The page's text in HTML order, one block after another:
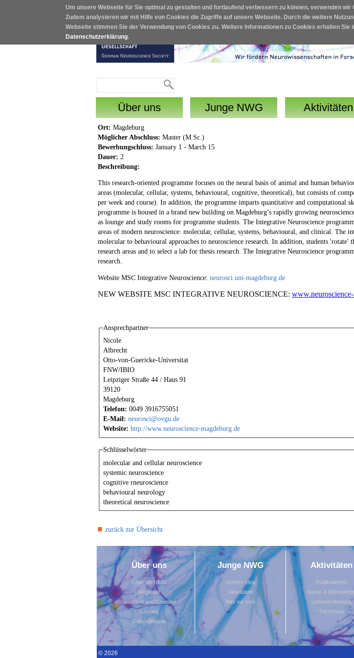
Um unsere Webseite für Sie optimal zu gestalten und fortlaufend verbessern zu können, verwenden wir
Zudem analysieren wir mit Hilfe von Cookies die Zugriffe auf unsere Webseite. Durch die weitere
Webseite stimmen Sie der Verwendung von Cookies zu. Weitere Informationen zu Cookies erhalten Sie
Datenschutzerklärung.
Direkt zum Inhalt
Suchformular
Über uns Junge NWG Aktivitäten
Ort: Magdeburg
Möglicher Abschluss: Master (M.Sc.)
Bewerbungschluss: January 1 - March 15
Dauer: 2
Beschreibung:
This research-oriented programme focuses on the neural basis of animal and human
areas (molecular, cellular, systems, behavioural, cognitive, theoretical), but consists of
per week and course). In addition, the programme imparts quantitative and computational
programme is housed in a brand new building on Magdeburg’s rapidly growing
as lounge and study rooms for programme students. The Integrative Neuroscience
areas of modern neuroscience: molecular, cellular, systems, behavioural, and clinical. The
molecular to behavioural approaches to neuroscience research. In addition, students
research areas and to select a lab for thesis research. The Integrative Neuroscience
research.
Website MSC Integrative Neuroscience: neurosci.uni-magdeburg.de
NEW WEBSITE MSC INTEGRATIVE NEUROSCIENCE:
Ansprechpartner
Nicole
Albrecht
Otto-von-Guericke-Universitat
FNW/IBIO
Leipziger Straße 44 / Haus 91
39120
Magdeburg
Telefon: 0049 3916755051
E-Mail: neurosci@ovgu.de
Website: http://www.neuroscience-magdeburg.de
Schlüsselwörter
molecular and cellular neuroscience
systemic neuroscience
cognitive rneuroscience
behavioural neurology
theoretical neuroscience
zurück zur Übersicht
Über uns
Über die NWG
Mitglieder
Vorstand und Gremien
Satzung
Geschäftstelle
Junge NWG
Unsere Idee
Aktivitäten
Wer wir sind
Aktivitäten
Publikationen
Kurse &
Lehrerfortbildung
Tierschutz
© 2026